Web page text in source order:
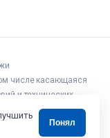
числе касающаяся
и технических
стоимости товаров и
каких условиях не
Понял